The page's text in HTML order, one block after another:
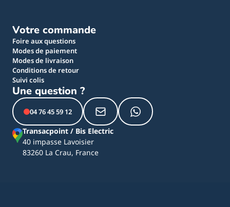
Votre commande
Foire aux questions
Modes de paiement
Modes de livraison
Conditions de retour
Suivi colis
Une question ?
04 76 45 59 12
Transacpoint / Bis Electric
40 impasse Lavoisier
83260 La Crau, France